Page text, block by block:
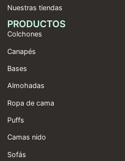
Nuestras tiendas
PRODUCTOS
Colchones
Canapés
Bases
Almohadas
Ropa de cama
Puffs
Camas nido
Sofás